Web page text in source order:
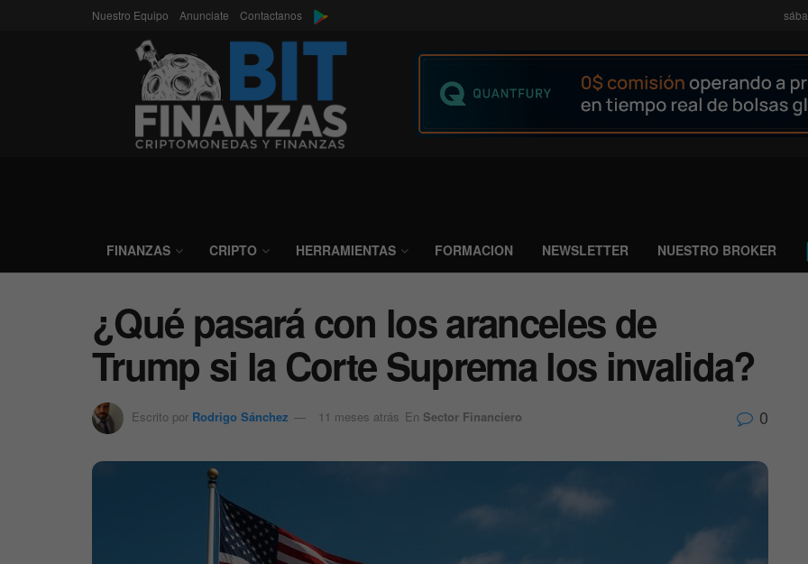
Nuestro Equipo Anunciate Contactanos
FINANZAS CRIPTO HERRAMIENTAS FORMACION NEWSLETTER NUESTRO BROKER
¿Qué pasará con los aranceles de
Trump si la Corte Suprema los invalida?
Escrito por Rodrigo Sánchez 11 meses atrás En Sector Financiero 0